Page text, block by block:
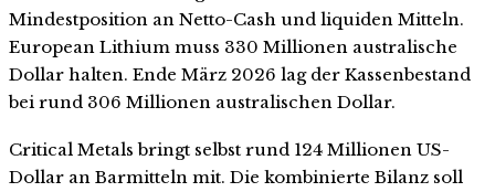
Mindestposition an Netto-Cash und liquiden Mitteln.
European Lithium muss 330 Millionen australische
Dollar halten. Ende März 2026 lag der Kassenbestand
bei rund 306 Millionen australischen Dollar.
Critical Metals bringt selbst rund 124 Millionen US-
Dollar an Barmitteln mit. Die kombinierte Bilanz soll